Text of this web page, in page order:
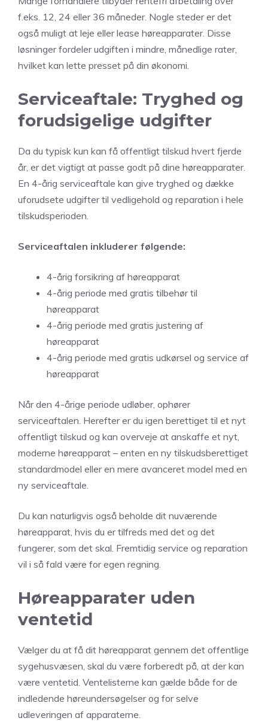
f.eks. 12, 24 eller 36 måneder. Nogle steder er det
også muligt at leje eller lease høreapparater. Disse
løsninger fordeler udgiften i mindre, månedlige rater,
hvilket kan lette presset på din økonomi.
Serviceaftale: Tryghed og
forudsigelige udgifter
Da du typisk kun kan få offentligt tilskud hvert fjerde
år, er det vigtigt at passe godt på dine høreapparater.
En 4-årig serviceaftale kan give tryghed og dække
uforudsete udgifter til vedligehold og reparation i hele
tilskudsperioden.
Serviceaftalen inkluderer følgende:
4-årig forsikring af høreapparat
4-årig periode med gratis tilbehør til
høreapparat
4-årig periode med gratis justering af
høreapparat
4-årig periode med gratis udkørsel og service af
høreapparat
Når den 4-årige periode udløber, ophører
serviceaftalen. Herefter er du igen berettiget til et nyt
offentligt tilskud og kan overveje at anskaffe et nyt,
moderne høreapparat – enten en ny tilskudsberettiget
standardmodel eller en mere avanceret model med en
ny serviceaftale.
Du kan naturligvis også beholde dit nuværende
høreapparat, hvis du er tilfreds med det og det
fungerer, som det skal. Fremtidig service og reparation
vil i så fald være for egen regning.
Høreapparater uden
ventetid
Vælger du at få dit høreapparat gennem det offentlige
sygehusvæsen, skal du være forberedt på, at der kan
være ventetid. Ventelisterne kan gælde både for de
indledende høreundersøgelser og for selve
udleveringen af apparaterne.